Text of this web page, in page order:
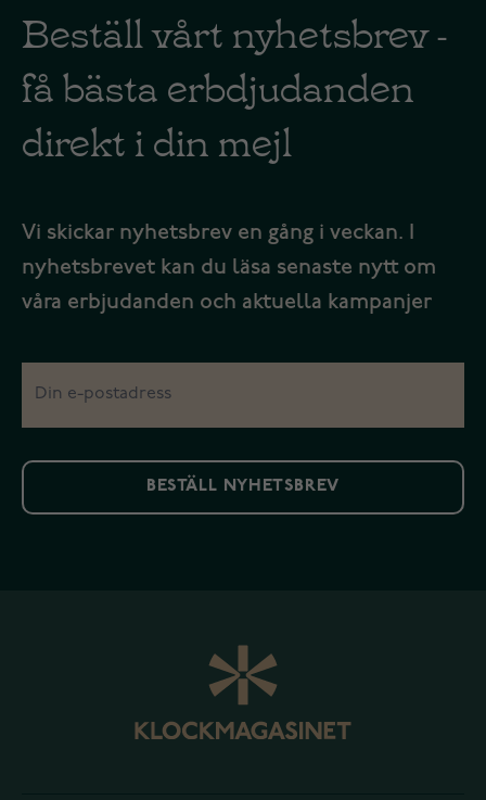
Beställ vårt nyhetsbrev -
få bästa erbdjudanden
direkt i din mejl
Vi skickar nyhetsbrev en gång i veckan. I
nyhetsbrevet kan du läsa senaste nytt om
våra erbjudanden och aktuella kampanjer
BESTÄLL NYHETSBREV